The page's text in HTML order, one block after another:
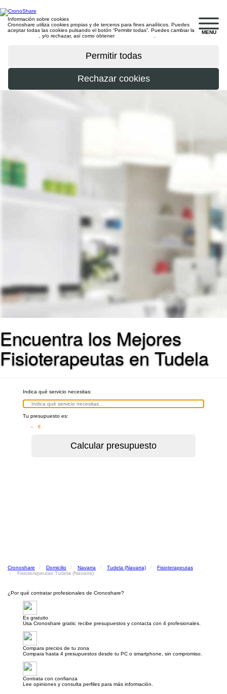
MENU
Información sobre cookies
Cronoshare utiliza cookies propias y de terceros para fines analíticos. Puedes
aceptar todas las cookies pulsando el botón “Permitir todas”. Puedes cambiar la
, y/o rechazar, así como obtener
Encuentra los Mejores
Fisioterapeutas en Tudela
Indica qué servicio necesitas:
Tu presupuesto es:
– €
Cronoshare Domicilio Navarra Tudela (Navarra)
Fisioterapeutas
Fisioterapeutas Tudela (Navarra)
¿Por qué contratar profesionales de Cronoshare?
Es gratuito
Usa Cronoshare gratis: recibe presupuestos y contacta con 4 profesionales.
Compara precios de tu zona
Compara hasta 4 presupuestos desde tu PC o smartphone, sin compromiso.
Contrata con confianza
Lee opiniones y consulta perfiles para más información.